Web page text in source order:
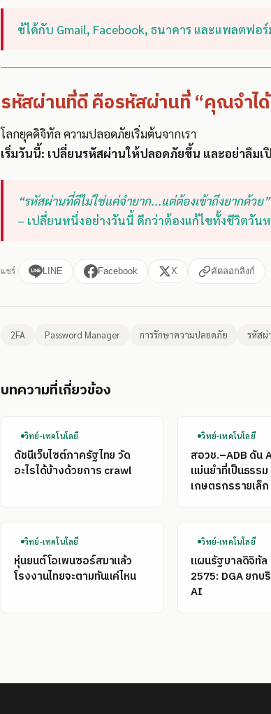
ช้ได้กับ Gmail, Facebook, ธนาคาร และแพลตฟอ
รหัสผ่านที่ดี คือรหัสผ่านที่ “คุณจำได้
โลกยุคดิจิทัล ความปลอดภัยเริ่มต้นจากเรา
เริ่มวันนี้: เปลี่ยนรหัสผ่านให้ปลอดภัยขึ้น และอย่าลืม
“รหัสผ่านที่ดีไม่ใช่แค่จำยาก...แต่ต้องเข้าถึงยากด้วย”
– เปลี่ยนหนึ่งอย่างวันนี้ ดีกว่าต้องแก้ไขทั้งชีวิตวัน
แชร์ LINE Facebook X คัดลอกลิงก์
2FA Password Manager การรักษาความปลอดภัย รหัสผ่
บทความที่เกี่ยวข้อง
วิทย์-เทคโนโลยี
ดัชนีเว็บไซต์ภาครัฐไทย วัด
อะไรได้บ้างด้วยการ crawl
วิทย์-เทคโนโลยี
สอวช.–ADB ดัน
แม่นยำที่เป็นธรรม
เกษตรกรรายเล็ก
วิทย์-เทคโนโลยี
หุ่นยนต์โอเพนซอร์สมาแล้ว
โรงงานไทยจะตามทันแค่ไหน
วิทย์-เทคโนโลยี
แผนรัฐบาลดิจิทัล
2575: DGA ยกบ
AI